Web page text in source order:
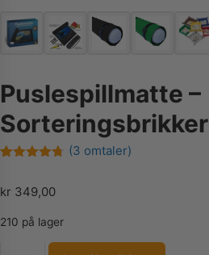
Puslespillmatte –
Sorteringsbrikker
basert på
(3 omtaler)
kr 349,00
210 på lager
Puslespillmatte